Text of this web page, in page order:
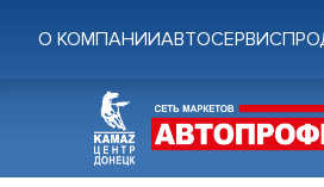
О КОМПАНИИАВТОСЕРВИС